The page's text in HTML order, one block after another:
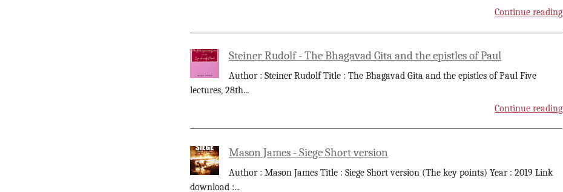
Continue reading
Steiner Rudolf - The Bhagavad Gita and the epistles of Paul
Author : Steiner Rudolf Title : The Bhagavad Gita and the epistles of Paul Five
lectures, 28th...
Continue reading
Mason James - Siege Short version
Author : Mason James Title : Siege Short version (The key points) Year : 2019 Link
download :...